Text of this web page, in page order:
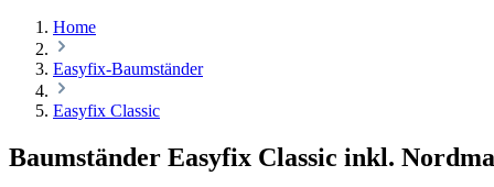
Home
Easyfix-Baumständer
Easyfix Classic
Baumständer Easyfix Classic inkl.